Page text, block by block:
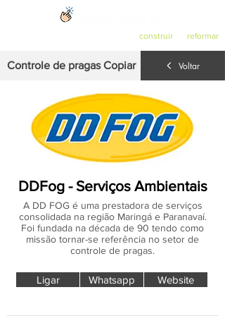
construir reformar
Controle de pragas Copiar Voltar
DDFog - Serviços Ambientais
A DD FOG é uma prestadora de serviços
consolidada na região Maringá e Paranavaí.
Foi fundada na década de 90 tendo como
missão tornar-se referência no setor de
controle de pragas.
Ligar Whatsapp Website